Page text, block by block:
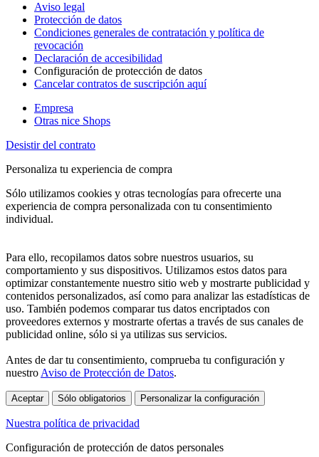
Aviso legal
Protección de datos
Condiciones generales de contratación y política de
revocación
Declaración de accesibilidad
Configuración de protección de datos
Cancelar contratos de suscripción aquí
Empresa
Otras nice Shops
Desistir del contrato
Personaliza tu experiencia de compra
Sólo utilizamos cookies y otras tecnologías para ofrecerte una
experiencia de compra personalizada con tu consentimiento
individual.
Para ello, recopilamos datos sobre nuestros usuarios, su
comportamiento y sus dispositivos. Utilizamos estos datos para
optimizar constantemente nuestro sitio web y mostrarte publicidad y
contenidos personalizados, así como para analizar las estadísticas de
uso. También podemos comparar tus datos encriptados con
proveedores externos y mostrarte ofertas a través de sus canales de
publicidad online, sólo si ya utilizas sus servicios.
Antes de dar tu consentimiento, comprueba tu configuración y
nuestroAviso de Protección de Datos.
Aceptar Sólo obligatorios Personalizar la configuración
Nuestra política de privacidad
Configuración de protección de datos personales